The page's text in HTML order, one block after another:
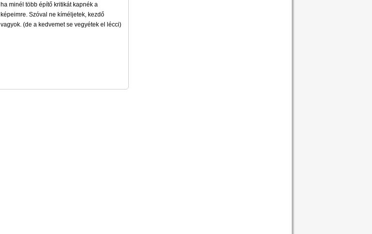
ha minél több építő kritikát kapnék a
képeimre. Szóval ne kíméljetek, kezdő
vagyok. (de a kedvemet se vegyétek el lécci)